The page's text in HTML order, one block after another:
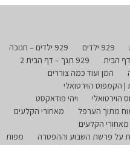
929 ילדים
929 ילדים – חנוכה
929 תנך – דף הבית 2
המן ועוד כמה צוררים
הקמפוס הוירטואלי
הוירטואלי
ויהי פודאקסט
מתוך הערפל
מאחורי הקלעים
מאחורי הקלעים
על פרשת השבוע וההפטרה
מפות